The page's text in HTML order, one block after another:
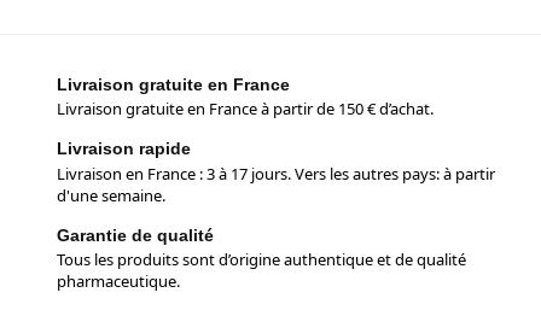
Livraison gratuite en France
Livraison gratuite en France à partir de 150 € d’achat.
Livraison rapide
Livraison en France : 3 à 17 jours. Vers les autres pays: à partir
d'une semaine.
Garantie de qualité
Tous les produits sont d’origine authentique et de qualité
pharmaceutique.